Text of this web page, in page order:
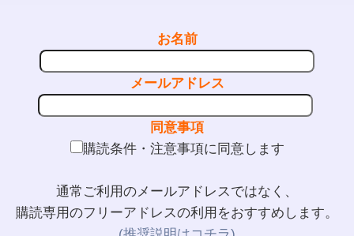
お名前
メールアドレス
同意事項
購読条件・注意事項に同意します
通常ご利用のメールアドレスではなく、
購読専用のフリーアドレスの利用をおすすめします。